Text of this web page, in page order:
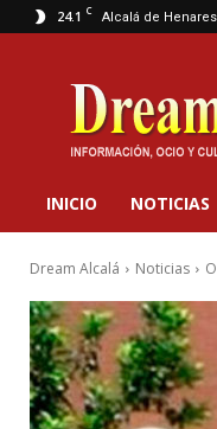
24.1 C Alcalá de Henares
Dream
Alcalá
INICIO NOTICIAS
Dream Alcalá Noticias